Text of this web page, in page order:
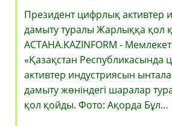
7,9%
Артқан.
Президент цифрлық активтер
дамыту туралы Жарлыққа қол
АСТАНА.KAZINFORM -
«Қазақстан Республикасында
активтер индустриясын
дамыту жөніндегі шаралар
қол қойды. Фото: Ақорда Бұл…